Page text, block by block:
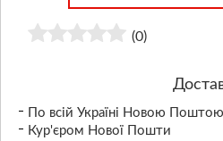
(0)
По всій Україні Новою Поштою
Кур'єром Нової Пошти